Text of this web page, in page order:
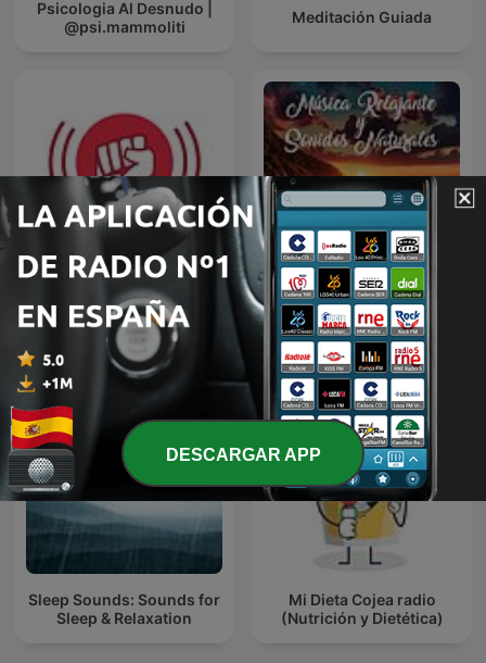
Psicologia Al Desnudo |
@psi.mammoliti
Meditación Guiada
Radio Fitness
Revolucionario
Música relajante y
sonidos naturales
Sleep Sounds: Sounds for
Sleep & Relaxation
Mi Dieta Cojea radio
(Nutrición y Dietética)
DESCARGAR APP